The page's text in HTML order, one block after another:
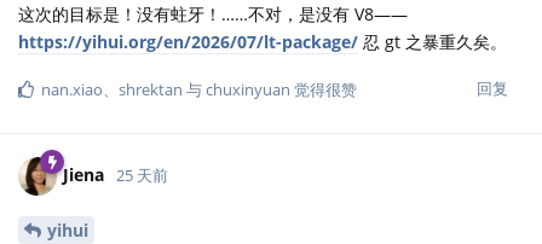
这次的目标是！没有蛀牙！……不对，是没有 V8——
https://yihui.org/en/2026/07/lt-package/ 忍 gt 之暴重久矣。
回复
nan.xiao、 shrektan 与chuxinyuan 觉得很赞
Jiena 25 天前
yihui